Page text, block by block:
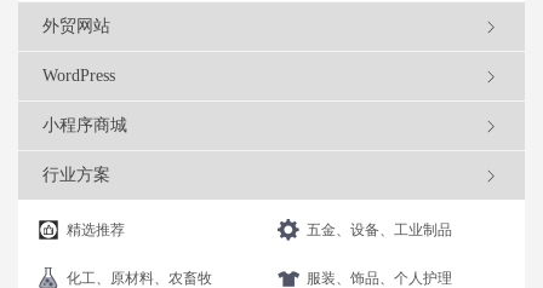
外贸网站
WordPress
小程序商城
行业方案
精选推荐 五金、设备、工业制品
化工、原材料、农畜牧 服装、饰品、个人护理